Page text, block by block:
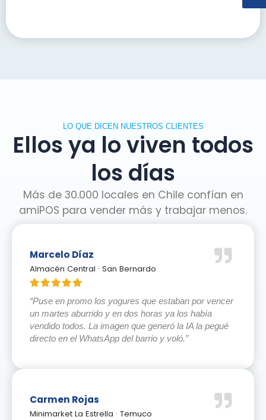
LO QUE DICEN NUESTROS CLIENTES
Ellos ya lo viven todos
los días
Más de 30.000 locales en Chile confían en
amiPOS para vender más y trabajar menos.
Marcelo Díaz
Almacén Central · San Bernardo
“Puse en promo los yogures que estaban por vencer
un martes aburrido y en dos horas ya los había
vendido todos. La imagen que generó la IA la pegué
directo en el WhatsApp del barrio y voló.”
Carmen Rojas
Minimarket La Estrella · Temuco